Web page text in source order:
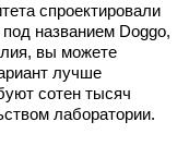
спроектировали
названием Doggo,
вы можете
лучше
сотен тысяч
лаборатории.